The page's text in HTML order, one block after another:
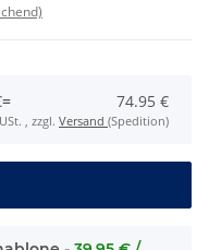
= 74.95 €
, zzgl. Versand (Spedition)